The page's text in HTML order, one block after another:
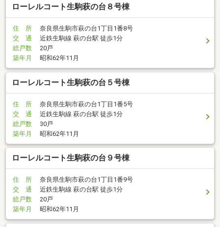
ローレルコート生駒萩の台８号棟
住 所
奈良県生駒市萩の台1丁目1番8号
交 通
近鉄生駒線 萩の台駅 徒歩1分
総戸数
20戸
築年月
昭和62年11月
ローレルコート生駒萩の台５号棟
住 所
奈良県生駒市萩の台1丁目1番5号
交 通
近鉄生駒線 萩の台駅 徒歩1分
総戸数
30戸
築年月
昭和62年11月
ローレルコート生駒萩の台９号棟
住 所
奈良県生駒市萩の台1丁目1番9号
交 通
近鉄生駒線 萩の台駅 徒歩1分
総戸数
20戸
築年月
昭和62年11月